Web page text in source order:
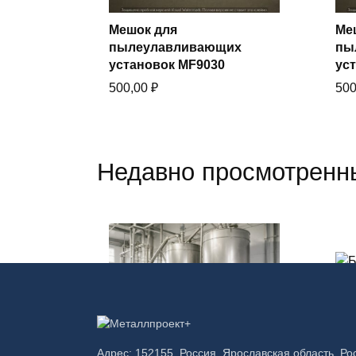
Купить в один клик
Мешок для
пылеулавливающих
установок MF9030
500,00 ₽
Недавно
Адрес: 152155, Россия, Ярославская область,